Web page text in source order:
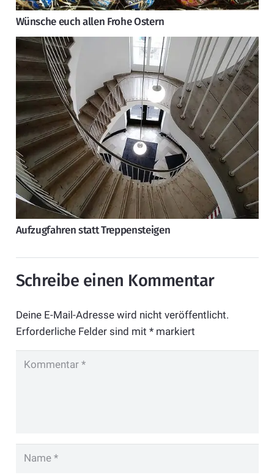
Wünsche euch allen Frohe Ostern
Aufzugfahren statt Treppensteigen
Schreibe einen Kommentar
Deine E-Mail-Adresse wird nicht veröffentlicht.
Erforderliche Felder sind mit *markiert